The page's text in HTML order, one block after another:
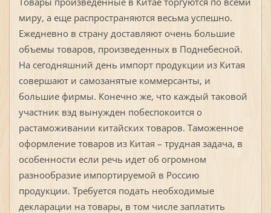
миру, а еще распространяются весьма успешно.
Ежедневно в страну доставляют очень большие
объемы товаров, произведенных в Поднебесной.
На сегодняшний день импорт продукции из Китая
совершают и самозанятые коммерсанты, и
большие фирмы. Конечно же, что каждый таковой
участник вэд вынужден побеспокоится о
растаможивании китайских товаров. Таможенное
оформление товаров из Китая – трудная задача, в
особенности если речь идет об огромном
разнообразие импортируемой в Россию
продукции. Требуется подать необходимые
декларации на товары, в том числе заплатить